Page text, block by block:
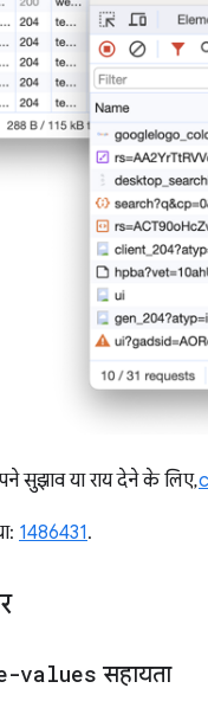
सुझाव या राय देने के लिए,
1486431.
values सहायता